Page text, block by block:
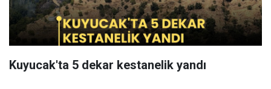
Kuyucak'ta 5 dekar kestanelik yandı